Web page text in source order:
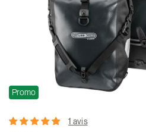
Antivol chaîne Kryptonite Evolution
Casque Abus HUD-Y ACE
Double sacoche Porte-Bagage -
Promo
1 avis